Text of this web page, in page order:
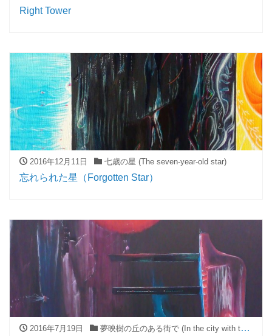
Right Tower
2016年12月11日 七歳の星 (The seven-year-old star)
忘れられた星（Forgotten Star）
2016年7月19日 夢映樹の丘のある街で (In the city with the hills of "Mueiju")